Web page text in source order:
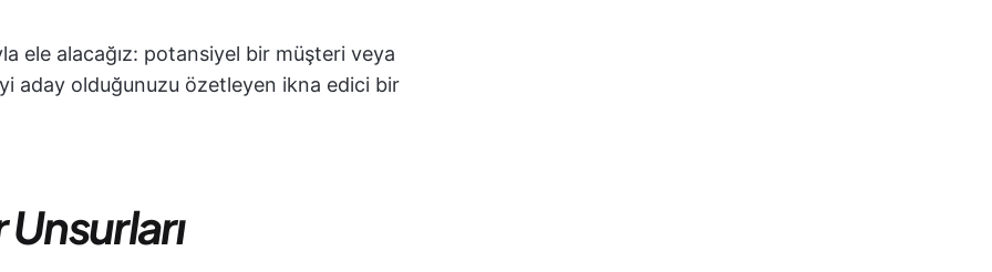
ele alacağız: potansiyel bir müşteri veya
aday olduğunuzu özetleyen ikna edici bir